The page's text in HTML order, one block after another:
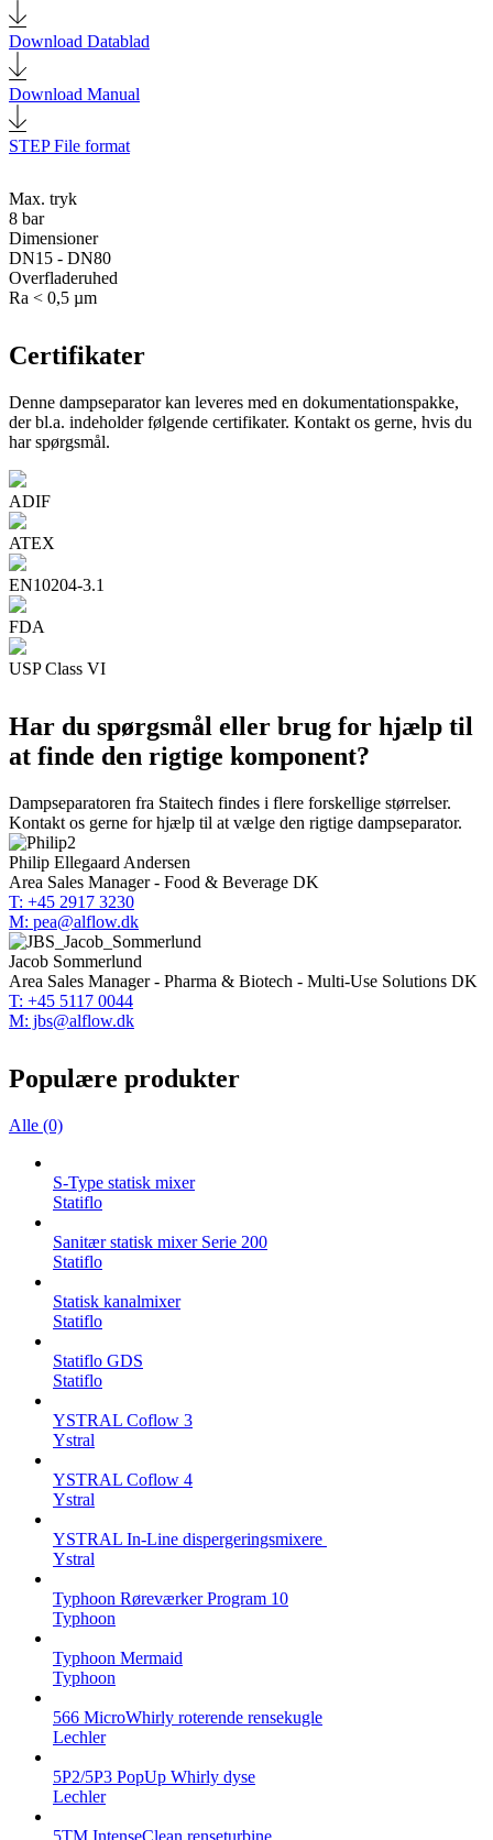
Download Datablad
Download Manual
STEP File format
Max. tryk
8 bar
Dimensioner
DN15 - DN80
Overfladeruhed
Ra < 0,5 µm
Certifikater
Denne dampseparator kan leveres med en dokumentationspakke,
der bl.a. indeholder følgende certifikater. Kontakt os gerne, hvis du
har spørgsmål.
ADIF
ATEX
EN10204-3.1
FDA
USP Class VI
Har du spørgsmål eller brug for hjælp til
at finde den rigtige komponent?
Dampseparatoren fra Staitech findes i flere forskellige størrelser.
Kontakt os gerne for hjælp til at vælge den rigtige dampseparator.
Philip Ellegaard Andersen
Area Sales Manager - Food & Beverage DK
T: +45 2917 3230
M: pea@alflow.dk
Jacob Sommerlund
Area Sales Manager - Pharma & Biotech - Multi-Use Solutions DK
T: +45 5117 0044
M: jbs@alflow.dk
Populære produkter
Alle (0)
S-Type statisk mixer
Statiflo
Sanitær statisk mixer Serie 200
Statiflo
Statisk kanalmixer
Statiflo
Statiflo GDS
Statiflo
YSTRAL Coflow 3
Ystral
YSTRAL Coflow 4
Ystral
YSTRAL In-Line dispergeringsmixere ‍‍
Ystral
Typhoon Røreværker Program 10
Typhoon
Typhoon Mermaid
Typhoon
566 MicroWhirly roterende rensekugle
Lechler
5P2/5P3 PopUp Whirly dyse
Lechler
5TM IntenseClean renseturbine